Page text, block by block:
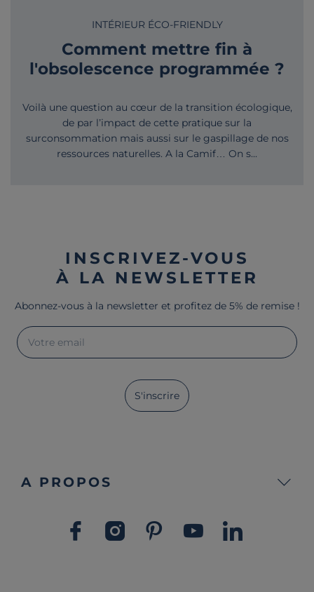
INTÉRIEUR ÉCO-FRIENDLY
Comment mettre fin à
l'obsolescence programmée ?
Voilà une question au cœur de la transition écologique,
de par l’impact de cette pratique sur la
surconsommation mais aussi sur le gaspillage de nos
ressources naturelles. A la Camif… On s...
INSCRIVEZ-VOUS
À LA NEWSLETTER
Abonnez-vous à la newsletter et profitez de 5% de remise !
Votre email
S'inscrire
A PROPOS